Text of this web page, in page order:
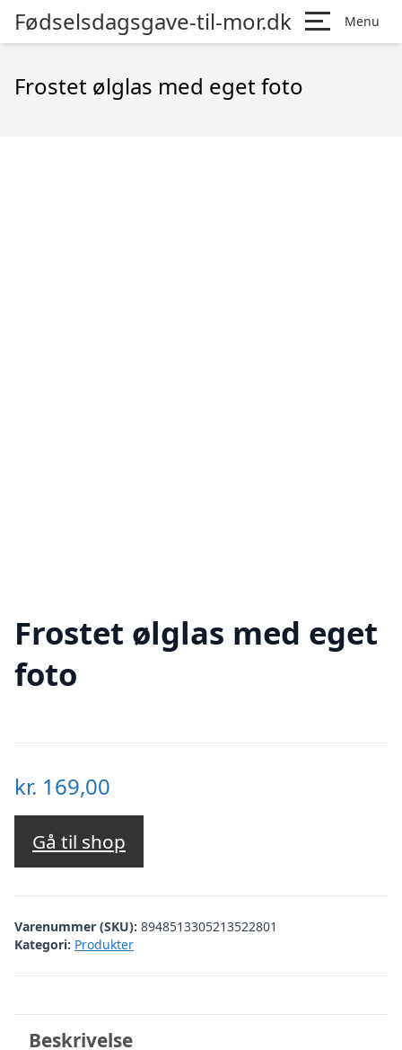
Fødselsdagsgave-til-mor.dk Menu
Frostet ølglas med eget foto
Frostet ølglas med eget
foto
kr. 169,00
Gå til shop
Varenummer (SKU): 8948513305213522801
Kategori: Produkter
Beskrivelse